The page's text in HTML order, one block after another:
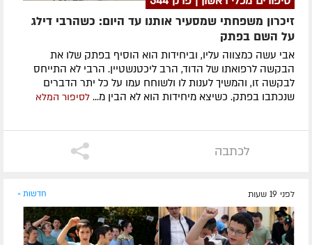
זיכרון משפחתי שמסעיר אותנו עד היום: כשהרבי דילג
על השם בפתק
אבי עשה כמצווה עליו, וביחידות הוא הוסיף בפתק שלו את
הבקשה לרפואתו של הדוד, הרב ליכטנשטיין. הרבי לא התייחס
לבקשה זו, והמשיך לענות לו ולשוחח עמו על כל יתר הדברים
שנכתבו בפתק. כשיצא מיחידות הוא לא הבין מ... לסיפור המלא
לכתבה
לפני 19 שעות חדשות »